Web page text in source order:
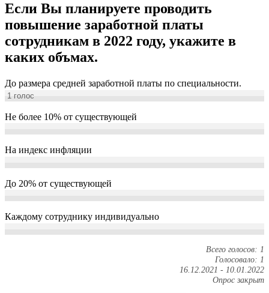
Если Вы планируете проводить
повышение заработной платы
сотрудникам в 2022 году, укажите в
каких объмах.
До размера средней заработной платы по специальности.
1 голос
Не более 10% от существующей
На индекс инфляции
До 20% от существующей
Каждому сотруднику индивидуально
Всего голосов: 1
Голосовало: 1
16.12.2021 - 10.01.2022
Опрос закрыт